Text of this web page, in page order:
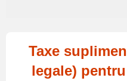
Taxe
legale)